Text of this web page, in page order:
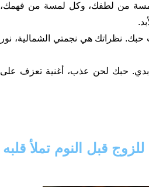
لمسة من لطفك، وكل لمسة من فهمك،
نظراتك هي نجمتي الشمالية، نور
أبدي. حبك لحن عذب، أغنية تعزف على
قبل النوم تملأ قلبه